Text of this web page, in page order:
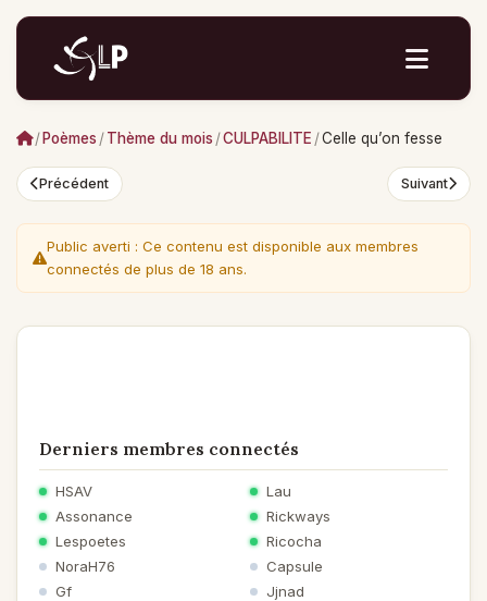
/ Poèmes /Thème du mois /CULPABILITE /Celle qu’on fesse
Précédent Suivant
Public averti : Ce contenu est disponible aux membres
connectés de plus de 18 ans.
Derniers membres connectés
HSAV
Lau
Assonance
Rickways
Lespoetes
Ricocha
NoraH76
Capsule
Gf
Jjnad